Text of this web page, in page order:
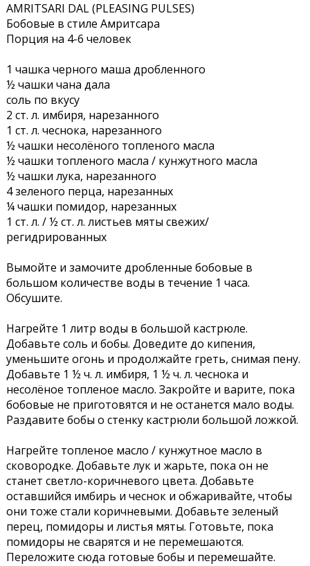
AMRITSARI DAL (PLEASING PULSES)
Бобовые в стиле Амритсара
Порция на 4-6 человек
1 чашка черного маша дробленного
½ чашки чана дала
соль по вкусу
2 ст. л. имбиря, нарезанного
1 ст. л. чеснока, нарезанного
½ чашки несолёного топленого масла
½ чашки топленого масла / кунжутного масла
½ чашки лука, нарезанного
4 зеленого перца, нарезанных
¼ чашки помидор, нарезанных
1 ст. л. / ½ ст. л. листьев мяты свежих/
регидрированных
Вымойте и замочите дробленные бобовые в
большом количестве воды в течение 1 часа.
Обсушите.
Нагрейте 1 литр воды в большой кастрюле.
Добавьте соль и бобы. Доведите до кипения,
уменьшите огонь и продолжайте греть, снимая пену.
Добавьте 1 ½ ч. л. имбиря, 1 ½ ч. л. чеснока и
несолёное топленое масло. Закройте и варите, пока
бобовые не приготовятся и не останется мало воды.
Раздавите бобы о стенку кастрюли большой ложкой.
Нагрейте топленое масло / кунжутное масло в
сковородке. Добавьте лук и жарьте, пока он не
станет светло-коричневого цвета. Добавьте
оставшийся имбирь и чеснок и обжаривайте, чтобы
они тоже стали коричневыми. Добавьте зеленый
перец, помидоры и листья мяты. Готовьте, пока
помидоры не сварятся и не перемешаются.
Переложите сюда готовые бобы и перемешайте.